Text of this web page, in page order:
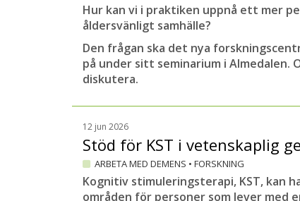
Hur kan vi i praktiken uppnå ett mer
åldersvänligt samhälle?
Den frågan ska det nya
på under sitt seminarium i Almedalen.
diskutera.
12 jun 2026
Stöd för KST i vetenskaplig
ARBETA MED DEMENS • FORSKNING
Kognitiv stimuleringsterapi, KST, kan
områden för personer som lever med